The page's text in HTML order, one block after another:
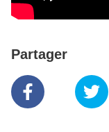
Partager